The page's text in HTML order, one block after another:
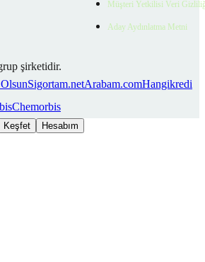
Müşteri Yetkilisi Veri
Aday Aydınlatma Metni
şirketidir.
Sigortam.netArabam.comHangikredi
Chemorbis
Keşfet Hesabım